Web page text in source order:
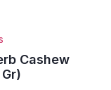
Cashew